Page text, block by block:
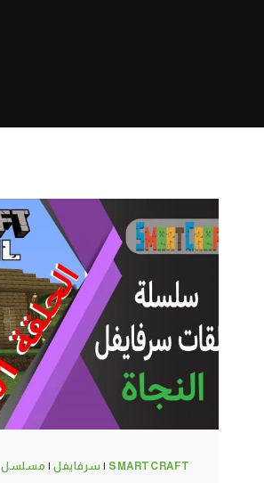
SMARTCRAFT
| سرفايفل| مسلسل